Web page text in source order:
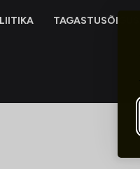
TAGASTUSÕIGUS